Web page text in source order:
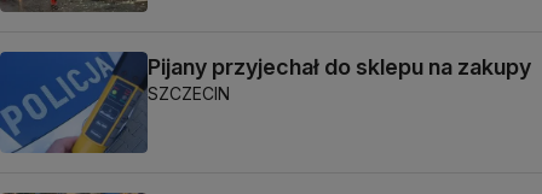
Pijany przyjechał do sklepu na zakupy
SZCZECIN